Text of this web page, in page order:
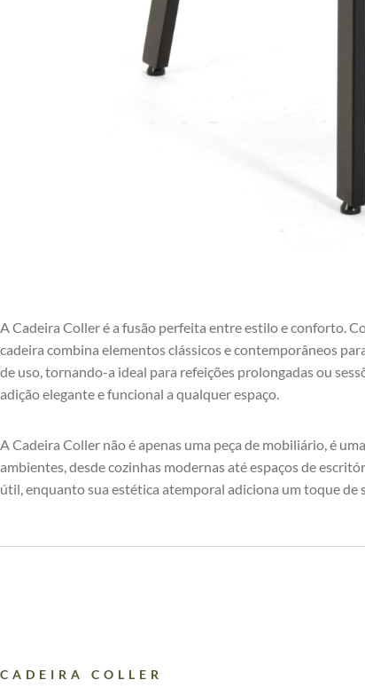
A Cadeira Coller é a fusão perfeita entre estilo e conforto.
cadeira combina elementos clássicos e contemporâneos
de uso, tornando-a ideal para refeições prolongadas ou
adição elegante e funcional a qualquer espaço.
A Cadeira Coller não é apenas uma peça de mobiliário, é
ambientes, desde cozinhas modernas até espaços de
útil, enquanto sua estética atemporal adiciona um toque de
CADEIRA COLLER